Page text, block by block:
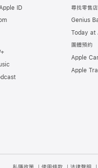
ID 尋找零售店
Genius
Today at
團體預約
Apple
Apple